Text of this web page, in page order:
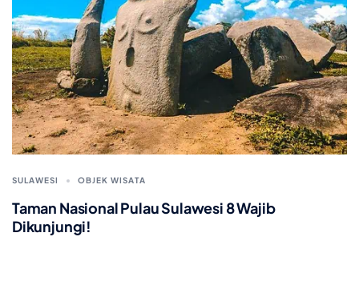
SULAWESI OBJEK WISATA
Taman Nasional Pulau Sulawesi 8 Wajib
Dikunjungi!